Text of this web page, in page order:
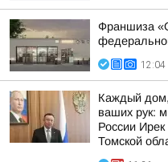
Франшиза
12:04
Каждый
ваших рук:
России
Томской